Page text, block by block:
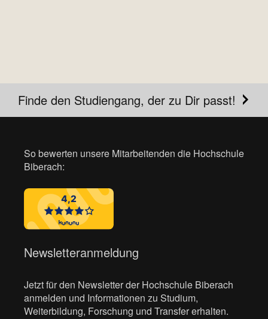
Finde den Studiengang, der zu Dir passt!
So bewerten unsere Mitarbeitenden die Hochschule
Biberach:
Newsletteranmeldung
Jetzt für den Newsletter der Hochschule Biberach
anmelden und Informationen zu Studium,
Weiterbildung, Forschung und Transfer erhalten.